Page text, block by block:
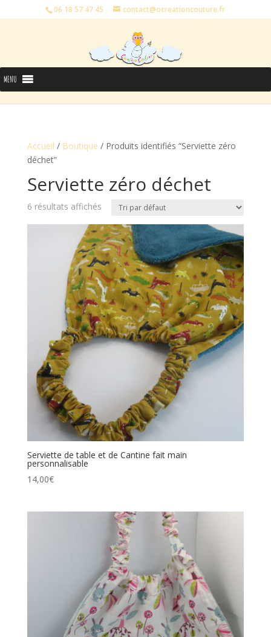
06 18 57 47 45 contact@ocreationcouture.fr
MENU
Accueil / Boutique / Produits identifiés “Serviette zéro
déchet”
Serviette zéro déchet
6 résultats affichés
Serviette de table et de Cantine fait main
personnalisable
14,00€